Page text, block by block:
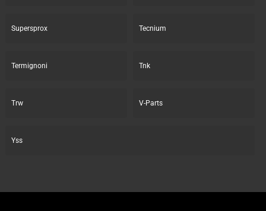
Supersprox Tecnium
Termignoni Tnk
Trw V-Parts
Yss